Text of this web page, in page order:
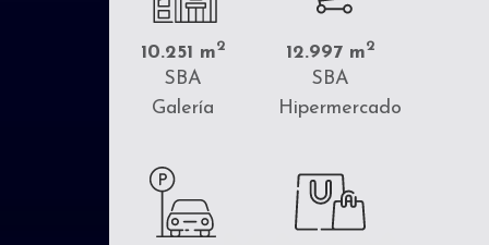
10.251 m2
SBA
Galería
12.997 m2
SBA
Hipermercado